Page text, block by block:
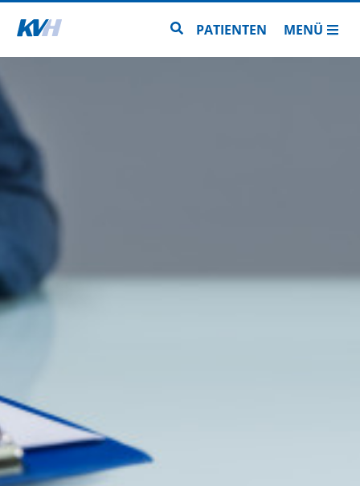
Zur Startseite Zur Seitensuche
PATIENTEN MENÜ